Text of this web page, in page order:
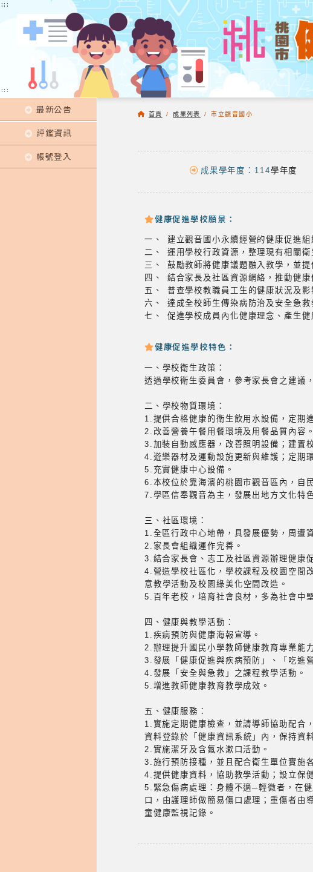
:::
:::
最新公告
評鑑資訊
帳號登入
首頁 /成果列表 / 市立觀音國小
成果學年度：114學年度
健康促進學校願景：
一、 建立觀音國小永續經營的健康促進組
二、 運用學校行政資源，整理現有相關
三、 鼓勵教師將健康議題融入教學，並提
四、 結合家長及社區資源網絡，推動健康
五、 普查學校教職員工生的健康狀況及影
六、 達成全校師生傳染病防治及安全急
七、 促進學校成員內化健康理念、產生
健康促進學校特色：
一、學校衛生政策：
透過學校衛生委員會，參考家長會之建議
二、學校物質環境：
1.提供合格健康的衛生飲用水設備，定期
2.改善營養午餐用餐環境及用餐品質內容。
3.加裝自動感應器，改善照明設備；建置
4.遊樂器材及運動設施更新與維護；定期
5.充實健康中心設備。
6.本校位於靠海濱的桃園市觀音區內，自
7.學區信奉觀音為主，發展出地方文化特
三、社區環境：
1.全區行政中心地帶，具發展優勢，周遭
2.家長會組織運作完善。
3.結合家長會、志工及社區資源辦理健康
4.營造學校社區化，學校課程及校園空間
意教學活動及校園綠美化空間改造。
5.百年老校，培育社會良材，多為社會中
四、健康與教學活動：
1.疾病預防與健康海報宣導。
2.辦理提升國民小學教師健康教育專業能
3.發展「健康促進與疾病預防」、「吃進
4.發展「安全與急救」之課程教學活動。
5.增進教師健康教育教學成效。
五、健康服務：
1.實施定期健康檢查，並請導師協助配合
資料登錄於「健康資訊系統」內，保持資
2.實施潔牙及含氟水漱口活動。
3.施行預防接種，並且配合衛生單位實施
4.提供健康資料，協助教學活動；設立保
5.緊急傷病處理：身體不適─輕微者，在
口，由護理師做簡易傷口處理；重傷者由
童健康監視記錄。
:::